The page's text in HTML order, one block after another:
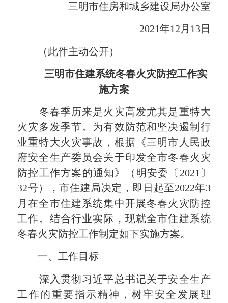
三明市住房和城乡建设局办公室
2021年12月13日
（此件主动公开）
三明市住建系统冬春火灾防控工作实
施方案
冬春季历来是火灾高发尤其是重特大
火灾多发季节。为有效防范和坚决遏制行
业重特大火灾事故，根据《三明市人民政
府安全生产委员会关于印发全市冬春火灾
防控工作方案的通知》（明安委〔2021〕
32号），市住建局决定，即日起至2022年3
月在全市住建系统集中开展冬春火灾防控
工作。结合行业实际，现就全市住建系统
冬春火灾防控工作制定如下实施方案。
一、工作目标
深入贯彻习近平总书记关于安全生产
工作的重要指示精神，树牢安全发展理